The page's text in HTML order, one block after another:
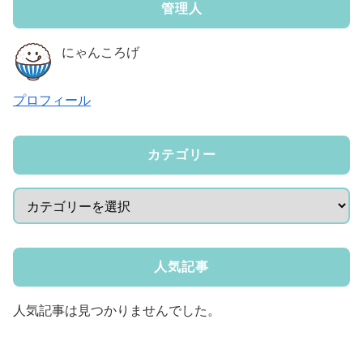
管理人
にゃんころげ
プロフィール
カテゴリー
人気記事
人気記事は見つかりませんでした。